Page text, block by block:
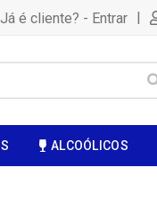
Já é cliente? - Entrar |
ALCOÓLICOS